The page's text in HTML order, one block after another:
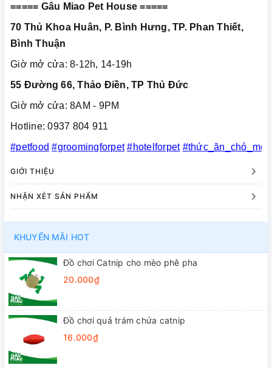
===== Gâu Miao Pet House =====
70 Thủ Khoa Huân, P. Bình Hưng, TP. Phan Thiết,
Bình Thuận
Giờ mở cửa: 8-12h, 14-19h
55 Đường 66, Thảo Điền, TP Thủ Đức
Giờ mở cửa: 8AM - 9PM
Hotline: 0937 804 911
#petfood #groomingforpet #hotelforpet #thức_ăn_chó_mèo
GIỚI THIỆU
NHẬN XÉT SẢN PHẨM
KHUYẾN MÃI HOT
Đồ chơi Catnip cho mèo phê pha
20.000₫
Đồ chơi quả trám chứa catnip
16.000₫